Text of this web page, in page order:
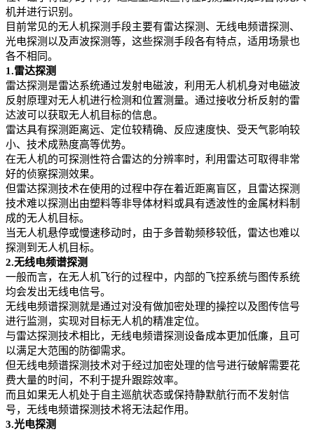
机并进行识别。
目前常见的无人机探测手段主要有雷达探测、无线电频谱探测、
光电探测以及声波探测等，这些探测手段各有特点，适用场景也
各不相同。
1.雷达探测
雷达探测是雷达系统通过发射电磁波，利用无人机机身对电磁波
反射原理对无人机进行检测和位置测量。通过接收分析反射的雷
达波可以获取无人机目标的信息。
雷达具有探测距离远、定位较精确、反应速度快、受天气影响较
小、技术成熟度高等优势。
在无人机的可探测性符合雷达的分辨率时，利用雷达可取得非常
好的侦察探测效果。
但雷达探测技术在使用的过程中存在着近距离盲区，且雷达探测
技术难以探测出由塑料等非导体材料或具有透波性的金属材料制
成的无人机目标。
当无人机悬停或慢速移动时，由于多普勒频移较低，雷达也难以
探测到无人机目标。
2.无线电频谱探测
一般而言，在无人机飞行的过程中，内部的飞控系统与图传系统
均会发出无线电信号。
无线电频谱探测就是通过对没有做加密处理的操控以及图传信号
进行监测，实现对目标无人机的精准定位。
与雷达探测技术相比，无线电频谱探测设备成本更加低廉，且可
以满足大范围的防御需求。
但无线电频谱探测技术对于经过加密处理的信号进行破解需要花
费大量的时间，不利于提升跟踪效率。
而且如果无人机处于自主巡航状态或保持静默航行而不发射信
号，无线电频谱探测技术将无法起作用。
3.光电探测